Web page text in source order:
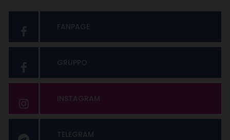
FANPAGE
GRUPPO
INSTAGRAM
TELEGRAM